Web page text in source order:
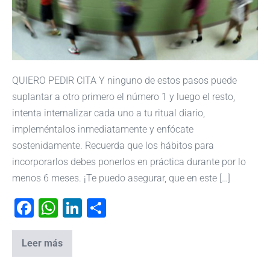
QUIERO PEDIR CITA Y ninguno de estos pasos puede
suplantar a otro primero el número 1 y luego el resto,
intenta internalizar cada uno a tu ritual diario,
impleméntalos inmediatamente y enfócate
sostenidamente. Recuerda que los hábitos para
incorporarlos debes ponerlos en práctica durante por lo
menos 6 meses. ¡Te puedo asegurar, que en este […]
F
a
c
W
h
at
Li
Leer más